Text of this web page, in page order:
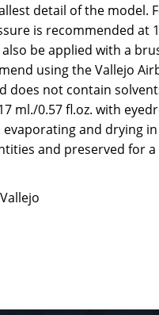
detail of the model.
is recommended at
be applied with a
using the Vallejo
does not contain
ml./0.57 fl.oz. with
and drying
and preserved for